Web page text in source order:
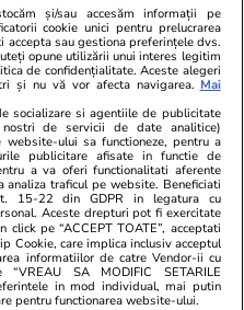
lângă
la
proiect
Fanatik.ro
Gigi Becali
Noul
topul celor
fotbaliști
și/sau accesăm informații pe
cookie unici pentru prelucrarea
accepta sau gestiona preferințele dvs.
opune utilizării unui interes legitim
de confidențialitate. Aceste alegeri
și nu vă vor afecta navigarea. Mai
socializare si agentiile de publicitate
de servicii de date analitice)
ului sa functioneze, pentru a
publicitare afisate in functie de
a va oferi functionalitati aferente
analiza traficul pe website. Beneficiati
15-22 din GDPR in legatura cu
Aceste drepturi pot fi exercitate
click pe “ACCEPT TOATE”, acceptati
Cookie, care implica inclusiv acceptul
informatiilor de catre Vendor-ii cu
SA MODIFIC SETARILE
in mod individual, mai putin
pentru functionarea website-ului.